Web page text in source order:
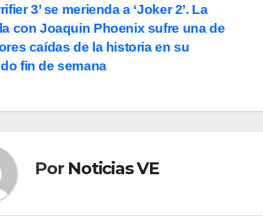
3’ se merienda a ‘Joker 2’. La
con Joaquin Phoenix sufre una de
caídas de la historia en su
fin de semana
Por Noticias VE